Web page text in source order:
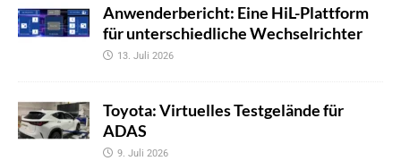
Anwenderbericht: Eine HiL-Plattform
für unterschiedliche Wechselrichter
13. Juli 2026
Toyota: Virtuelles Testgelände für
ADAS
9. Juli 2026